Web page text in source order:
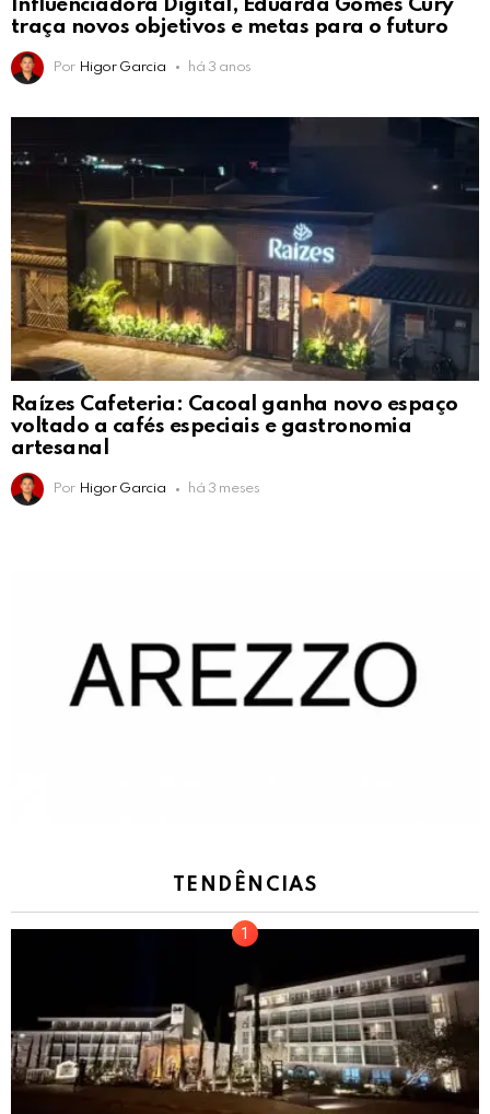
Influenciadora Digital, Eduarda Gomes Cury
traça novos objetivos e metas para o futuro
Por Higor Garcia há 3 anos
Raízes Cafeteria: Cacoal ganha novo espaço
voltado a cafés especiais e gastronomia
artesanal
Por Higor Garcia há 3 meses
TENDÊNCIAS